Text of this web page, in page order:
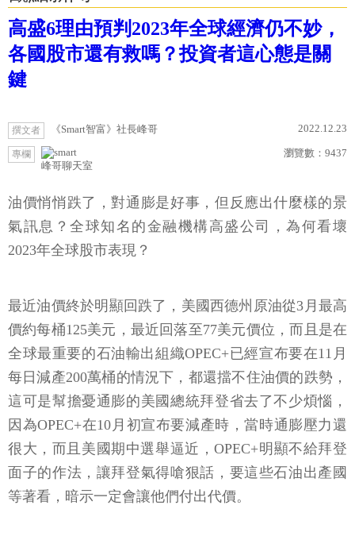
高盛6理由預判2023年全球經濟仍不妙，
各國股市還有救嗎？投資者這心態是關
鍵
撰文者 《Smart智富》社長峰哥 2022.12.23
專欄
峰哥聊天室
瀏覽數： 9437
油價悄悄跌了，對通膨是好事，但反應出什麼樣的景
氣訊息？全球知名的金融機構高盛公司，為何看壞
2023年全球股市表現？
最近油價終於明顯回跌了，美國西德州原油從3月最高
價約每桶125美元，最近回落至77美元價位，而且是在
全球最重要的石油輸出組織OPEC+已經宣布要在11月
每日減產200萬桶的情況下，都還擋不住油價的跌勢，
這可是幫擔憂通膨的美國總統拜登省去了不少煩惱，
因為OPEC+在10月初宣布要減產時，當時通膨壓力還
很大，而且美國期中選舉逼近，OPEC+明顯不給拜登
面子的作法，讓拜登氣得嗆狠話，要這些石油出產國
等著看，暗示一定會讓他們付出代價。